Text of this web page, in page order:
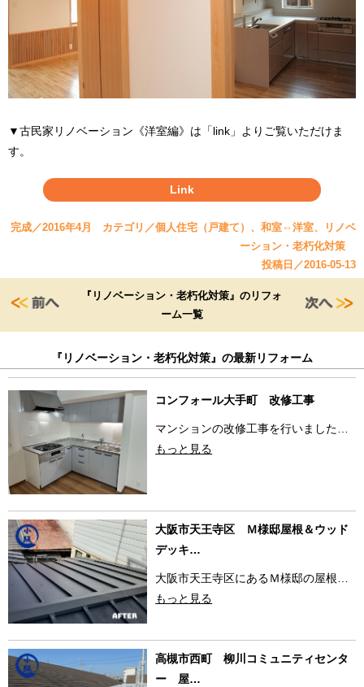
▼古民家リノベーション《洋室編》は「link」よりご覧いただけま
す。
Link
完成／2016年4月 カテゴリ／個人住宅（戸建て）、和室⇔洋室、リノベ
ーション・老朽化対策
投稿日／2016-05-13
『リノベーション・老朽化対策』のリフォ
ーム一覧
『リノベーション・老朽化対策』の最新リフォーム
コンフォール大手町 改修工事
マンションの改修工事を行いました…
もっと見る
大阪市天王寺区 Ｍ様邸屋根＆ウッド
デッキ…
大阪市天王寺区にあるＭ様邸の屋根…
もっと見る
高槻市西町 柳川コミュニティセンタ
ー 屋…